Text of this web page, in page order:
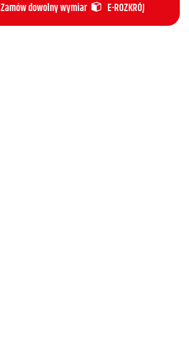
Zamów dowolny wymiar E-ROZKRÓJ